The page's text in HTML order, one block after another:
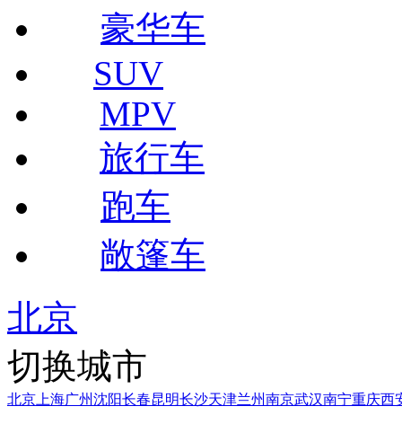
豪华车
SUV
MPV
旅行车
跑车
敞篷车
北京
切换城市
北京 上海广州沈阳长春昆明长沙天津兰州南京武汉南宁重庆西